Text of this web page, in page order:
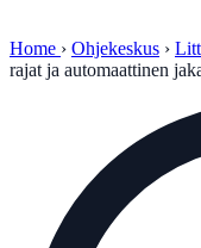
Home › Ohjekeskus ›
rajat ja automaattinen